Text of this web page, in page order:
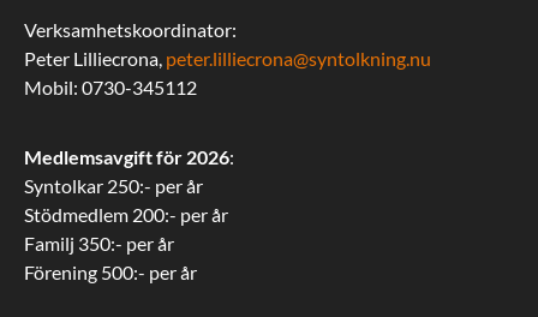
Verksamhetskoordinator:
Peter Lilliecrona, peter.lilliecrona@syntolkning.nu
Mobil: 0730-345112
Medlemsavgift för 2026:
Syntolkar 250:- per år
Stödmedlem 200:- per år
Familj 350:- per år
Förening 500:- per år